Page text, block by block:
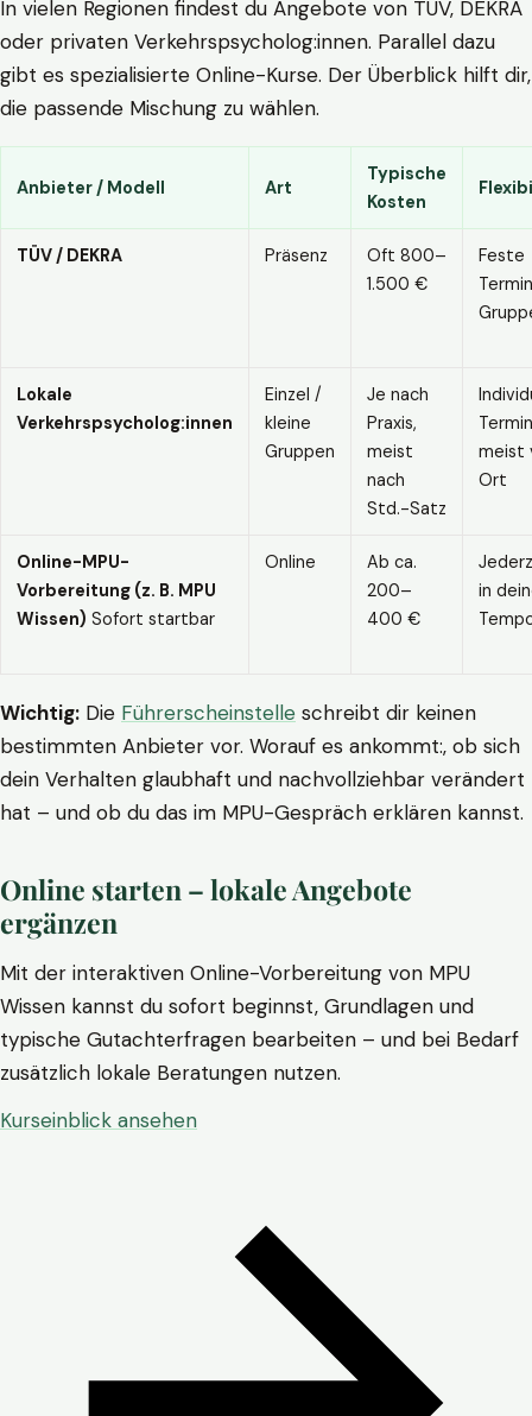
In vielen Regionen findest du Angebote von TÜV, DEKRA
oder privaten Verkehrspsycholog:innen. Parallel dazu
gibt es spezialisierte Online-Kurse. Der Überblick hilft dir,
die passende Mischung zu wählen.
Anbieter / Modell Art
Typische
Kosten
TÜV / DEKRA Präsenz
Oft 800–
1.500 €
Feste
Lokale
Verkehrspsycholog:innen
Einzel /
kleine
Gruppen
Je nach
Praxis,
meist
nach
Std.-Satz
meist
Ort
Online-MPU-
Vorbereitung (z. B. MPU
Wissen) Sofort startbar
Online
Ab ca.
200–
400 €
in
Wichtig: Die Führerscheinstelle schreibt dir keinen
bestimmten Anbieter vor. Worauf es ankommt:, ob sich
dein Verhalten glaubhaft und nachvollziehbar verändert
hat – und ob du das im MPU-Gespräch erklären kannst.
Online starten – lokale Angebote
ergänzen
Mit der interaktiven Online-Vorbereitung von MPU
Wissen kannst du sofort beginnst, Grundlagen und
typische Gutachterfragen bearbeiten – und bei Bedarf
zusätzlich lokale Beratungen nutzen.
Kurseinblick ansehen